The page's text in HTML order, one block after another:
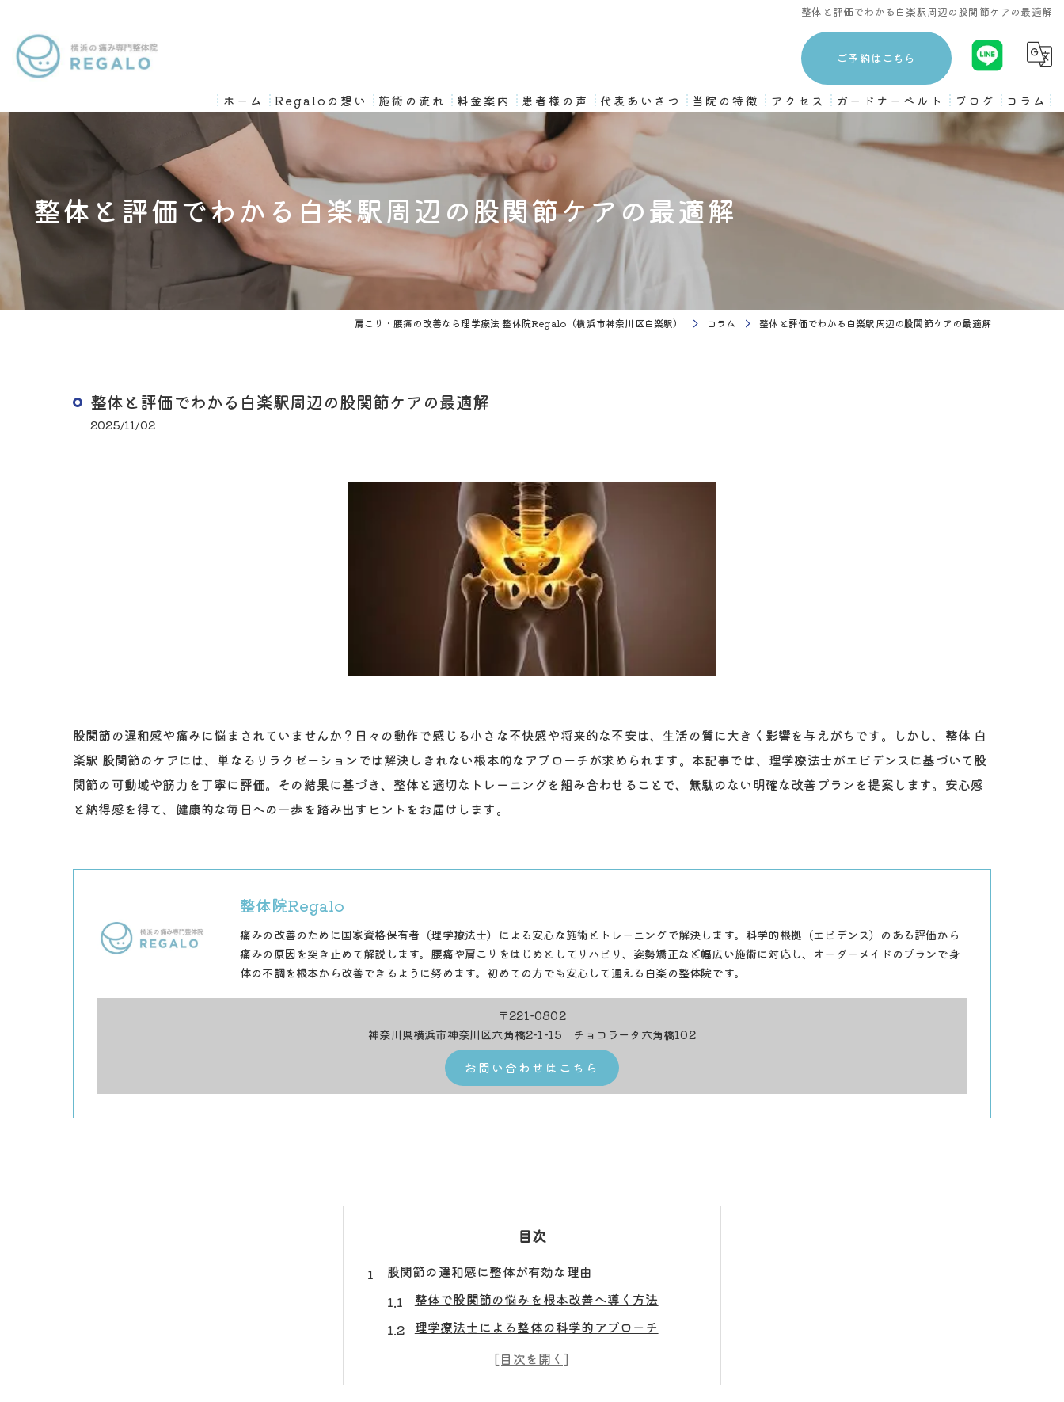
整体と評価でわかる白楽駅周辺の股関節ケアの最適解
ご予約はこちら
ホーム Regaloの想い 施術の流れ 料金案内 患者様の声 代表あいさつ 当院の特徴
姿勢矯正
ピラティス
トレーニング
アクセス ガードナーベルト ブログ コラム
整体と評価でわかる白楽駅周辺の股関節ケアの最適解
肩こり・腰痛の改善なら理学療法 整体院Regalo（横浜市神奈川区白楽駅） コラム 整体と評価でわかる白楽駅周辺の股関節ケアの最適解
整体と評価でわかる白楽駅周辺の股関節ケアの最適解
2025/11/02
股関節の違和感や痛みに悩まされていませんか？日々の動作で感じる小さな不快感や将来的な不安は、生活の質に大きく影響を与えがちです。しかし、整体 白
楽駅 股関節のケアには、単なるリラクゼーションでは解決しきれない根本的なアプローチが求められます。本記事では、理学療法士がエビデンスに基づいて股
関節の可動域や筋力を丁寧に評価。その結果に基づき、整体と適切なトレーニングを組み合わせることで、無駄のない明確な改善プランを提案します。安心感
と納得感を得て、健康的な毎日への一歩を踏み出すヒントをお届けします。
整体院Regalo
痛みの改善のために国家資格保有者（理学療法士）による安心な施術とトレーニングで解決します。科学的根拠（エビデンス）のある評価から
痛みの原因を突き止めて解説します。腰痛や肩こりをはじめとしてリハビリ、姿勢矯正など幅広い施術に対応し、オーダーメイドのプランで身
体の不調を根本から改善できるように努めます。初めての方でも安心して通える白楽の整体院です。
〒221-0802
神奈川県横浜市神奈川区六角橋2-1-15 チョコラータ六角橋102
お問い合わせはこちら
目次
股関節の違和感に整体が有効な理由
整体で股関節の悩みを根本改善へ導く方法
理学療法士による整体の科学的アプローチ
整体で日常動作の不快感を軽減する理由
股関節の違和感を整体が解決できる根拠とは